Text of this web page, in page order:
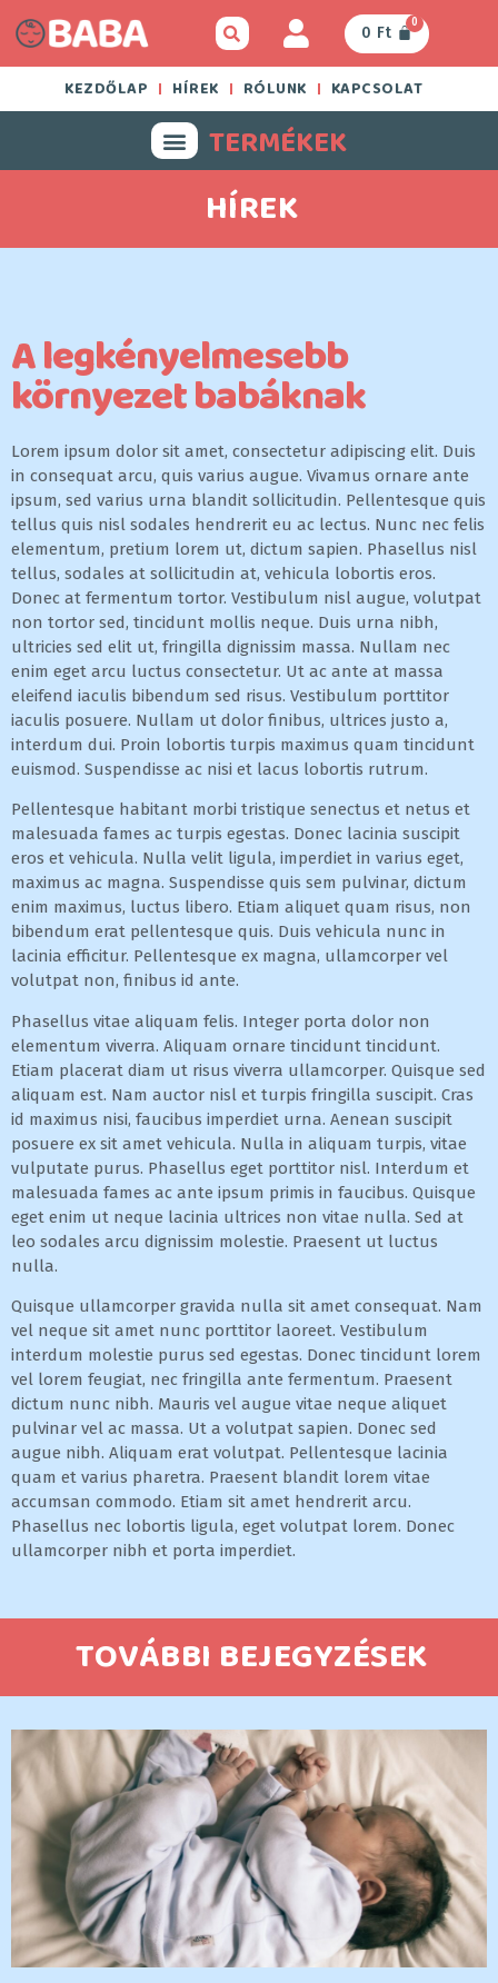
0 Ft
0
KEZDŐLAP HÍREK RÓLUNK KAPCSOLAT
TERMÉKEK
HÍREK
A legkényelmesebb
környezet babáknak
Lorem ipsum dolor sit amet, consectetur adipiscing elit. Duis
in consequat arcu, quis varius augue. Vivamus ornare ante
ipsum, sed varius urna blandit sollicitudin. Pellentesque quis
tellus quis nisl sodales hendrerit eu ac lectus. Nunc nec felis
elementum, pretium lorem ut, dictum sapien. Phasellus nisl
tellus, sodales at sollicitudin at, vehicula lobortis eros.
Donec at fermentum tortor. Vestibulum nisl augue, volutpat
non tortor sed, tincidunt mollis neque. Duis urna nibh,
ultricies sed elit ut, fringilla dignissim massa. Nullam nec
enim eget arcu luctus consectetur. Ut ac ante at massa
eleifend iaculis bibendum sed risus. Vestibulum porttitor
iaculis posuere. Nullam ut dolor finibus, ultrices justo a,
interdum dui. Proin lobortis turpis maximus quam tincidunt
euismod. Suspendisse ac nisi et lacus lobortis rutrum.
Pellentesque habitant morbi tristique senectus et netus et
malesuada fames ac turpis egestas. Donec lacinia suscipit
eros et vehicula. Nulla velit ligula, imperdiet in varius eget,
maximus ac magna. Suspendisse quis sem pulvinar, dictum
enim maximus, luctus libero. Etiam aliquet quam risus, non
bibendum erat pellentesque quis. Duis vehicula nunc in
lacinia efficitur. Pellentesque ex magna, ullamcorper vel
volutpat non, finibus id ante.
Phasellus vitae aliquam felis. Integer porta dolor non
elementum viverra. Aliquam ornare tincidunt tincidunt.
Etiam placerat diam ut risus viverra ullamcorper. Quisque sed
aliquam est. Nam auctor nisl et turpis fringilla suscipit. Cras
id maximus nisi, faucibus imperdiet urna. Aenean suscipit
posuere ex sit amet vehicula. Nulla in aliquam turpis, vitae
vulputate purus. Phasellus eget porttitor nisl. Interdum et
malesuada fames ac ante ipsum primis in faucibus. Quisque
eget enim ut neque lacinia ultrices non vitae nulla. Sed at
leo sodales arcu dignissim molestie. Praesent ut luctus
nulla.
Quisque ullamcorper gravida nulla sit amet consequat. Nam
vel neque sit amet nunc porttitor laoreet. Vestibulum
interdum molestie purus sed egestas. Donec tincidunt lorem
vel lorem feugiat, nec fringilla ante fermentum. Praesent
dictum nunc nibh. Mauris vel augue vitae neque aliquet
pulvinar vel ac massa. Ut a volutpat sapien. Donec sed
augue nibh. Aliquam erat volutpat. Pellentesque lacinia
quam et varius pharetra. Praesent blandit lorem vitae
accumsan commodo. Etiam sit amet hendrerit arcu.
Phasellus nec lobortis ligula, eget volutpat lorem. Donec
ullamcorper nibh et porta imperdiet.
TOVÁBBI BEJEGYZÉSEK